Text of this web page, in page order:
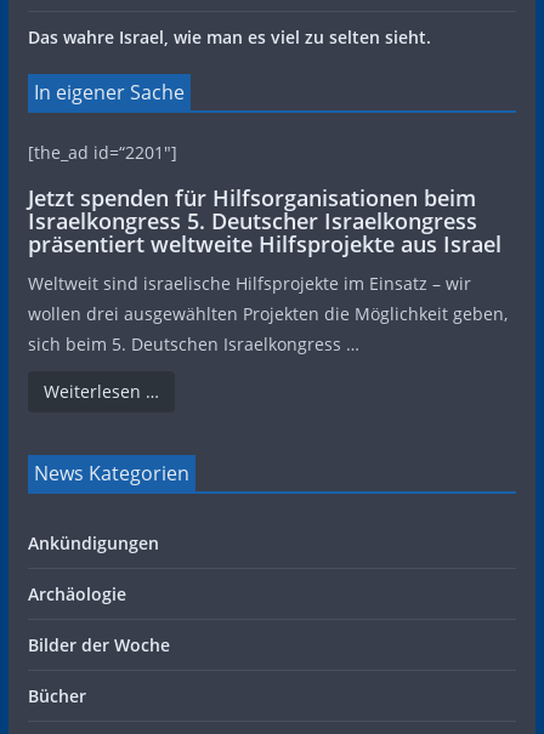
Das wahre Israel, wie man es viel zu selten sieht.
In eigener Sache
[the_ad id=“2201″]
Jetzt spenden für Hilfsorganisationen beim
Israelkongress 5. Deutscher Israelkongress
präsentiert weltweite Hilfsprojekte aus Israel
Weltweit sind israelische Hilfsprojekte im Einsatz – wir
wollen drei ausgewählten Projekten die Möglichkeit geben,
sich beim 5. Deutschen Israelkongress …
Weiterlesen …
News Kategorien
Ankündigungen
Archäologie
Bilder der Woche
Bücher